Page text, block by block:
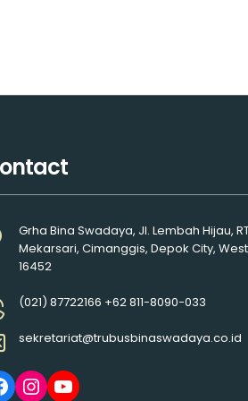
Grha Bina Swadaya, Jl. Lembah Hijau,
Mekarsari, Cimanggis, Depok City,
16452
(021) 87722166 +62 811-8090-033
sekretariat@trubusbinaswadaya.co.id